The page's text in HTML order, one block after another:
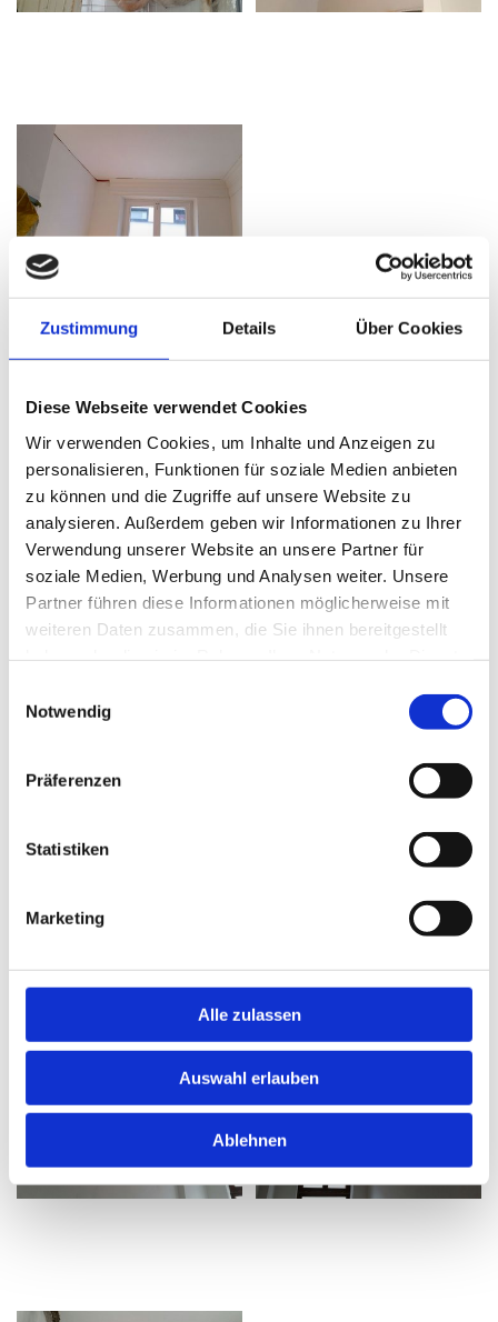
Zustimmung Details Über Cookies
Diese Webseite verwendet Cookies
Wir verwenden Cookies, um Inhalte und Anzeigen zu
personalisieren, Funktionen für soziale Medien anbieten
zu können und die Zugriffe auf unsere Website zu
analysieren. Außerdem geben wir Informationen zu Ihrer
Verwendung unserer Website an unsere Partner für
soziale Medien, Werbung und Analysen weiter. Unsere
Partner führen diese Informationen möglicherweise mit
weiteren Daten zusammen, die Sie ihnen bereitgestellt
Notwendig
Präferenzen
Statistiken
Marketing
Alle zulassen
Auswahl erlauben
Ablehnen
Nachher:
SANIERUNG EINER KÜCHE IM
Mauerarbeiten, Putzarbeiten,
Vorher: